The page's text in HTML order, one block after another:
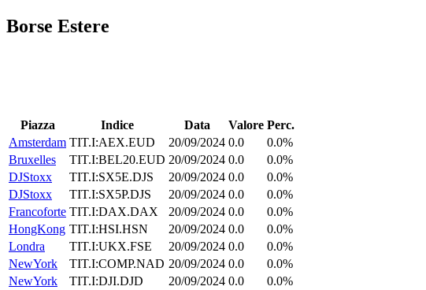
Borse Estere
Piazza Indice Data Valore Perc.
Amsterdam TIT.I:AEX.EUD 20/09/2024 0.0
0.0%
Bruxelles
TIT.I:BEL20.EUD 20/09/2024 0.0
0.0%
DJStoxx
TIT.I:SX5E.DJS 20/09/2024 0.0
0.0%
DJStoxx
TIT.I:SX5P.DJS 20/09/2024 0.0
0.0%
Francoforte TIT.I:DAX.DAX 20/09/2024 0.0
0.0%
HongKong TIT.I:HSI.HSN 20/09/2024 0.0
0.0%
Londra
TIT.I:UKX.FSE 20/09/2024 0.0
0.0%
NewYork
TIT.I:COMP.NAD 20/09/2024 0.0
0.0%
NewYork
TIT.I:DJI.DJD 20/09/2024 0.0
0.0%